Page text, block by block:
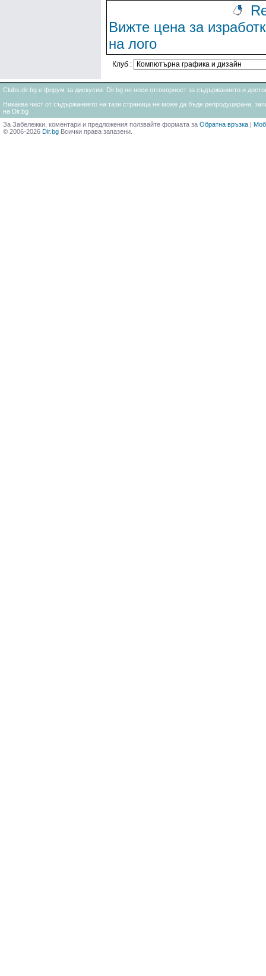
Вижте цена за
на лого
Клуб :
Clubs.dir.bg е форум за дискусии. Dir.bg не носи отговорност за съдържанието и
Никаква част от съдържанието на тази страница не може да бъде репродуцирана,
на Dir.bg
За Забележки, коментари и предложения ползвайте формата за Обратна връзка |
© 2006-2026 Dir.bg Всички права запазени.